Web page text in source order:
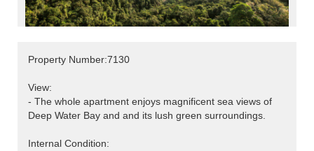
Property Number:7130
View:
- The whole apartment enjoys magnificent sea views of
Deep Water Bay and and its lush green surroundings.
Internal Condition: